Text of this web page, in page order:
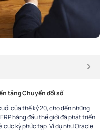
tảng Chuyển đổi số
của thế kỷ 20, cho đến những
hàng đầu thế giới đã phát triển
cực kỳ phức tạp. Ví dụ như Oracle